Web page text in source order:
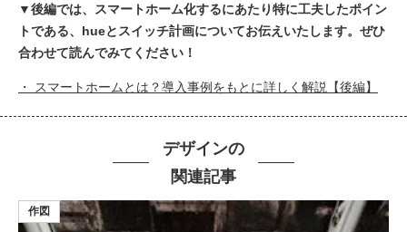
▼後編では、スマートホーム化するにあたり特に工夫したポイン
トである、hueとスイッチ計画についてお伝えいたします。ぜひ
合わせて読んでみてください！
・ スマートホームとは？導入事例をもとに詳しく解説【後編】
デザインの
関連記事
作図